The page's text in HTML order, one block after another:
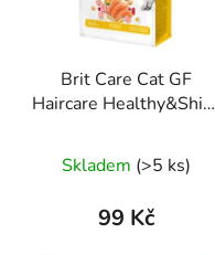
Brit Care Cat GF
Haircare Healthy&Shiny
Skladem (>5 ks)
99 Kč